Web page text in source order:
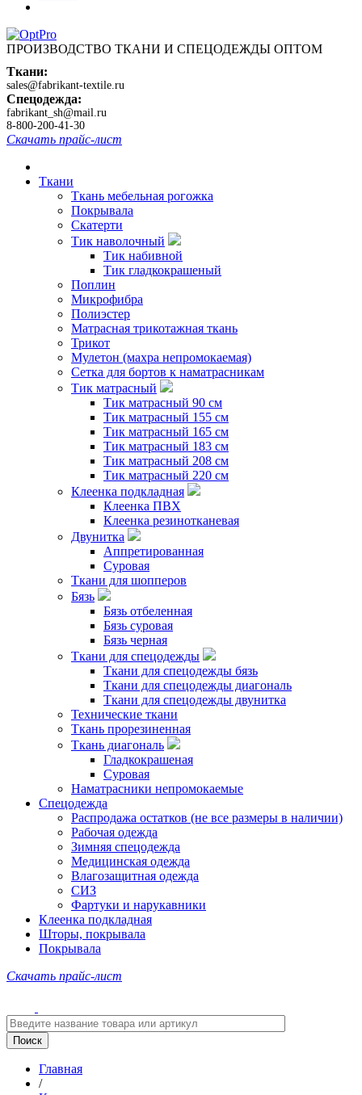
ПРОИЗВОДСТВО ТКАНИ И СПЕЦОДЕЖДЫ ОПТОМ
Ткани:
sales@fabrikant-textile.ru
Спецодежда:
fabrikant_sh@mail.ru
8-800-200-41-30
Скачать прайс-лист
Ткани
Ткань мебельная рогожка
Покрывала
Скатерти
Тик наволочный
Тик набивной
Тик гладкокрашеный
Поплин
Микрофибра
Полиэстер
Матрасная трикотажная ткань
Трикот
Мулетон (махра непромокаемая)
Сетка для бортов к наматрасникам
Тик матрасный
Тик матрасный 90 см
Тик матрасный 155 см
Тик матрасный 165 см
Тик матрасный 183 см
Тик матрасный 208 см
Тик матрасный 220 см
Клеенка подкладная
Клеенка ПВХ
Клеенка резинотканевая
Двунитка
Аппретированная
Суровая
Ткани для шопперов
Бязь
Бязь отбеленная
Бязь суровая
Бязь черная
Ткани для спецодежды
Ткани для спецодежды бязь
Ткани для спецодежды диагональ
Ткани для спецодежды двунитка
Технические ткани
Ткань прорезиненная
Ткань диагональ
Гладкокрашеная
Суровая
Наматрасники непромокаемые
Спецодежда
Распродажа остатков (не все размеры в наличии)
Рабочая одежда
Зимняя спецодежда
Медицинская одежда
Влагозащитная одежда
СИЗ
Фартуки и нарукавники
Клеенка подкладная
Шторы, покрывала
Покрывала
Скачать прайс-лист
Главная
/